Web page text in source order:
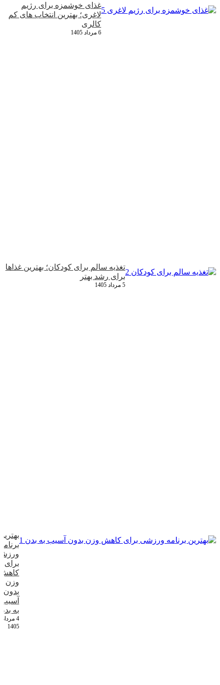
غذای خوشمزه برای رژیم
لاغری؛ بهترین انتخاب‌ های کم‌
کالری
6 مرداد 1405
تغذیه سالم برای کودکان؛ بهترین غذاها
برای رشد بهتر
5 مرداد 1405
برنامه
برای
وزن
بدون
آسیب
به
4 مرداد
1405